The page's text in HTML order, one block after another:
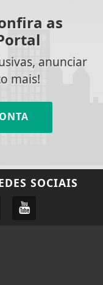
as
anunciar
mais!
SOCIAIS